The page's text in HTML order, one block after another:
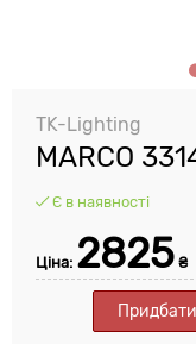
TK-Lighting
MARCO
Є в наявності
Ціна: 2825 ₴
Придбати